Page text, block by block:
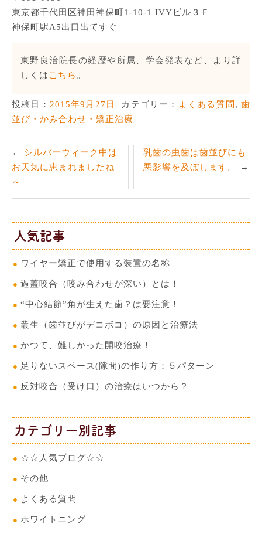
東京都千代田区神田神保町1-10-1 IVYビル３Ｆ
神保町駅A5出口出てすぐ
東野良治院長の経歴や所属、学会発表など、より詳
しくは こちら 。
投稿日： 2015年9月27日 カテゴリー： よくある質問 ,歯
並び・かみ合わせ・矯正治療
シルバーウィーク中は
お天気に恵まれましたね
～
乳歯の虫歯は歯並びにも
悪影響を及ぼします。
人気記事
ワイヤー矯正で使用する装置の名称
過蓋咬合（咬み合わせが深い）とは！
“中心結節”角が生えた歯？は要注意！
叢生（歯並びがデコボコ）の原因と治療法
かつて、難しかった開咬治療！
足りないスペース(隙間)の作り方：５パターン
反対咬合（受け口）の治療はいつから？
カテゴリー別記事
☆☆人気ブログ☆☆
その他
よくある質問
ホワイトニング